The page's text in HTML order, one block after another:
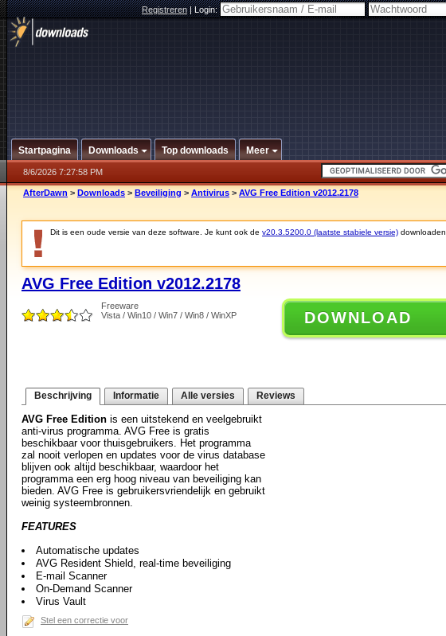
Registreren|Login:
Startpagina Downloads Top downloads Meer
8/6/2026 7:27:58 PM
AfterDawn > Downloads > Beveiliging > Antivirus > AVG Free Edition v2012.2178
Dit is een oude versie van deze software. Je kunt ook de v20.3.5200.0 (laatste stabiele versie) downloaden.
AVG Free Edition v2012.2178
Freeware
Vista / Win10 / Win7 / Win8 / WinXP
DOWNLOAD
Beschrijving Informatie Alle versies Reviews
AVG Free Edition is een uitstekend en veelgebruikt
anti-virus programma. AVG Free is gratis
beschikbaar voor thuisgebruikers. Het programma
zal nooit verlopen en updates voor de virus database
blijven ook altijd beschikbaar, waardoor het
programma een erg hoog niveau van beveiliging kan
bieden. AVG Free is gebruikersvriendelijk en gebruikt
weinig systeembronnen.
FEATURES
Automatische updates
AVG Resident Shield, real-time beveiliging
E-mail Scanner
On-Demand Scanner
Virus Vault
Stel een correctie voor